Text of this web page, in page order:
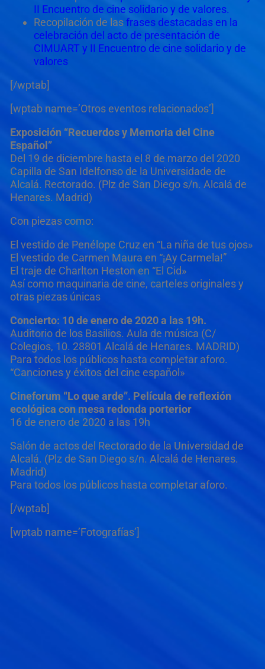
II Encuentro de cine solidario y de valores.
Recopilación de lasfrases destacadas en la
celebración del acto de presentación de
CIMUART y II Encuentro de cine solidario y de
valores
[/wptab]
[wptab name=’Otros eventos relacionados’]
Exposición “Recuerdos y Memoria del Cine
Español”
Del 19 de diciembre hasta el 8 de marzo del 2020
Capilla de San Idelfonso de la Universidade de
Alcalá. Rectorado. (Plz de San Diego s/n. Alcalá de
Henares. Madrid)
Con piezas como:
El vestido de Penélope Cruz en “La niña de tus ojos»
El vestido de Carmen Maura en “¡Ay Carmela!”
El traje de Charlton Heston en “El Cid»
Así como maquinaria de cine, carteles originales y
otras piezas únicas
Concierto: 10 de enero de 2020 a las 19h.
Auditorio de los Basilios. Aula de música (C/
Colegios, 10. 28801 Alcalá de Henares. MADRID)
Para todos los públicos hasta completar aforo.
“Canciones y éxitos del cine español»
Cineforum “Lo que arde”. Película de reflexión
ecológica con mesa redonda porterior
16 de enero de 2020 a las 19h
Salón de actos del Rectorado de la Universidad de
Alcalá. (Plz de San Diego s/n. Alcalá de Henares.
Madrid)
Para todos los públicos hasta completar aforo.
[/wptab]
[wptab name=’Fotografías’]